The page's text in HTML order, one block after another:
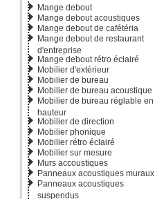
Mange debout
Mange debout acoustiques
Mange debout de cafétéria
Mange debout de restaurant
d'entreprise
Mange debout rétro éclairé
Mobilier d'extérieur
Mobilier de bureau
Mobilier de bureau acoustique
Mobilier de bureau réglable en
hauteur
Mobilier de direction
Mobilier phonique
Mobilier rétro éclairé
Mobilier sur mesure
Murs accoustiques
Panneaux acoustiques muraux
Panneaux acoustiques
suspendus